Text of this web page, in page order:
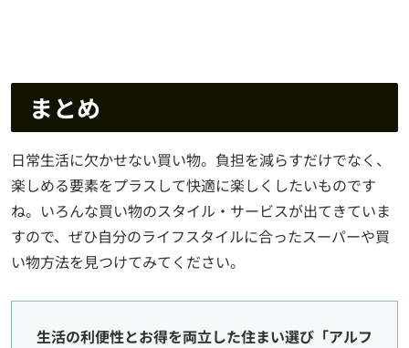
まとめ
日常生活に欠かせない買い物。負担を減らすだけでなく、
楽しめる要素をプラスして快適に楽しくしたいものです
ね。いろんな買い物のスタイル・サービスが出てきていま
すので、ぜひ自分のライフスタイルに合ったスーパーや買
い物方法を見つけてみてください。
生活の利便性とお得を両立した住まい選び「アルフ